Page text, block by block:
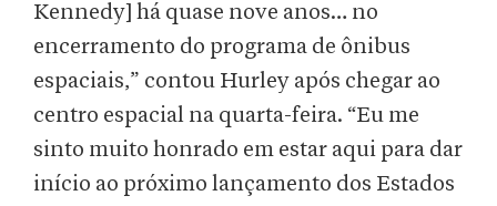
Kennedy] há quase nove anos… no
encerramento do programa de ônibus
espaciais,” contou Hurley após chegar ao
centro espacial na quarta-feira. “Eu me
sinto muito honrado em estar aqui para dar
início ao próximo lançamento dos Estados